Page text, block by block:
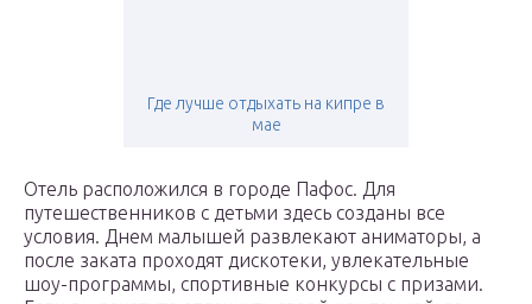
Где лучше отдыхать на кипре в
мае
Отель расположился в городе Пафос. Для
путешественников с детьми здесь созданы все
условия. Днем малышей развлекают аниматоры, а
после заката проходят дискотеки, увлекательные
шоу-программы, спортивные конкурсы с призами.